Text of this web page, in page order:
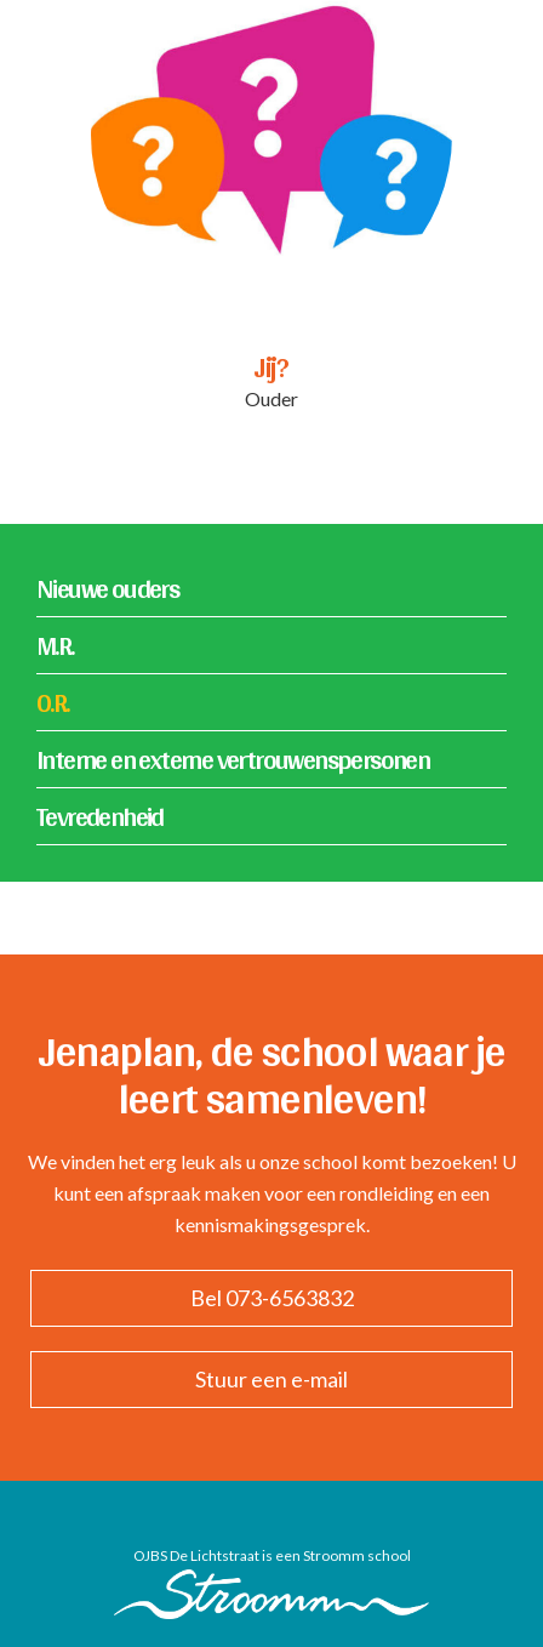
Jij?
Ouder
Nieuwe ouders
M.R.
O.R.
Interne en externe vertrouwenspersonen
Tevredenheid
Jenaplan, de school waar je
leert samenleven!
We vinden het erg leuk als u onze school komt bezoeken! U
kunt een afspraak maken voor een rondleiding en een
kennismakingsgesprek.
Bel 073-6563832
Stuur een e-mail
OJBS De Lichtstraat is een Stroomm school